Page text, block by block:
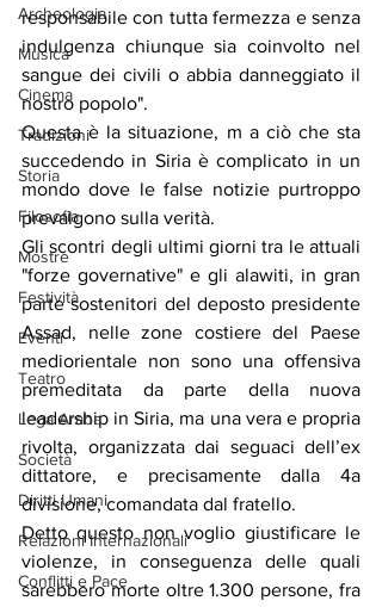
Archeologia
Musica
Cinema
Tradizioni
Storia
Filosofia
Mostre
Festività
Eventi
Teatro
Lega Araba
Società
Diritti Umani
Relazioni Internazionali
Conflitti e Pace
responsabile con tutta fermezza e senza
indulgenza chiunque sia coinvolto nel
sangue dei civili o abbia danneggiato il
nostro popolo".
Questa è la situazione, m a ciò che sta
succedendo in Siria è complicato in un
mondo dove le false notizie purtroppo
prevalgono sulla verità.
Gli scontri degli ultimi giorni tra le attuali
"forze governative" e gli alawiti, in gran
parte sostenitori del deposto presidente
Assad, nelle zone costiere del Paese
mediorientale non sono una offensiva
premeditata da parte della nuova
leadership in Siria, ma una vera e propria
rivolta, organizzata dai seguaci dell’ex
dittatore, e precisamente dalla 4a
divisione, comandata dal fratello.
Detto questo non voglio giustificare le
violenze, in conseguenza delle quali
sarebbero morte oltre 1.300 persone, fra